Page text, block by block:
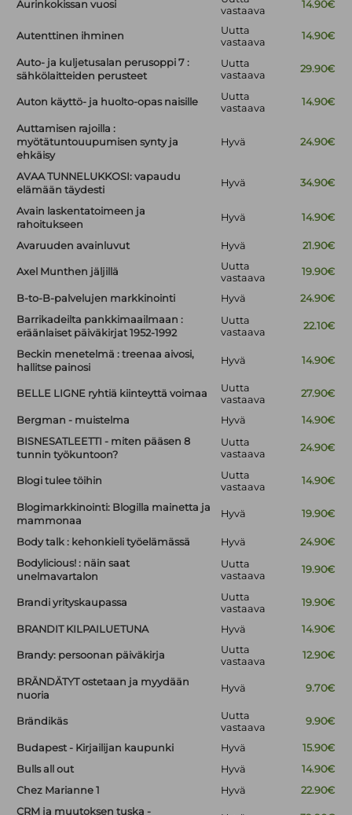
Aurinkokissan vuosi
vastaava
14.90€
Autenttinen ihminen
Uutta
vastaava
14.90€
Auto- ja kuljetusalan perusoppi 7 :
sähkölaitteiden perusteet
Uutta
vastaava
29.90€
Auton käyttö- ja huolto-opas naisille
Uutta
vastaava
14.90€
Auttamisen rajoilla :
myötätuntouupumisen synty ja
ehkäisy
Hyvä 24.90€
AVAA TUNNELUKKOSI: vapaudu
elämään täydesti
Hyvä 34.90€
Avain laskentatoimeen ja
rahoitukseen
Hyvä 14.90€
Avaruuden avainluvut Hyvä 21.90€
Axel Munthen jäljillä
Uutta
vastaava
19.90€
B-to-B-palvelujen markkinointi Hyvä
24.90€
Barrikadeilta pankkimaailmaan :
eräänlaiset päiväkirjat 1952-1992
Uutta
vastaava
22.10€
Beckin menetelmä : treenaa aivosi,
hallitse painosi
Hyvä 14.90€
BELLE LIGNE ryhtiä kiinteyttä voimaa
Uutta
vastaava
27.90€
Bergman - muistelma Hyvä
14.90€
BISNESATLEETTI - miten pääsen 8
tunnin työkuntoon?
Uutta
vastaava
24.90€
Blogi tulee töihin
Uutta
vastaava
14.90€
Blogimarkkinointi: Blogilla mainetta ja
mammonaa
Hyvä 19.90€
Body talk : kehonkieli työelämässä Hyvä
24.90€
Bodylicious! : näin saat
unelmavartalon
Uutta
vastaava
19.90€
Brandi yrityskaupassa
Uutta
vastaava
19.90€
BRANDIT KILPAILUETUNA Hyvä 14.90€
Brandy: persoonan päiväkirja
Uutta
vastaava
12.90€
BRÄNDÄTYT ostetaan ja myydään
nuoria
Hyvä 9.70€
Brändikäs
Uutta
vastaava
9.90€
Budapest - Kirjailijan kaupunki Hyvä
15.90€
Bulls all out
Hyvä
14.90€
Chez Marianne 1
Hyvä
22.90€
CRM ja muutoksen tuska -